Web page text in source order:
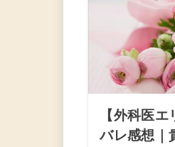
【外科医
バレ感想｜